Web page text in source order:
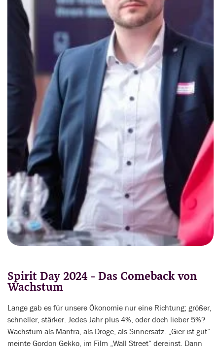
Spirit Day 2024 - Das Comeback von
Wachstum
Lange gab es für unsere Ökonomie nur eine Richtung; größer,
schneller, stärker. Jedes Jahr plus 4%, oder doch lieber 5%?
Wachstum als Mantra, als Droge, als Sinnersatz. „Gier ist gut“
meinte Gordon Gekko, im Film „Wall Street“ dereinst. Dann